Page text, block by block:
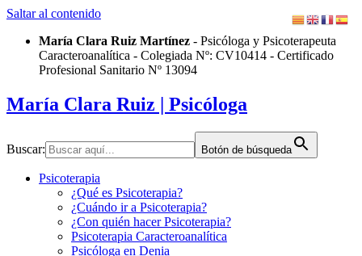
Saltar al contenido
María Clara Ruiz Martínez - Psicóloga y Psicoterapeuta
Caracteroanalítica - Colegiada Nº: CV10414 - Certificado
Profesional Sanitario Nº 13094
María Clara Ruiz | Psicóloga
Buscar: Botón de búsqueda
Psicoterapia
¿Qué es Psicoterapia?
¿Cuándo ir a Psicoterapia?
¿Con quién hacer Psicoterapia?
Psicoterapia Caracteroanalítica
Psicóloga en Denia